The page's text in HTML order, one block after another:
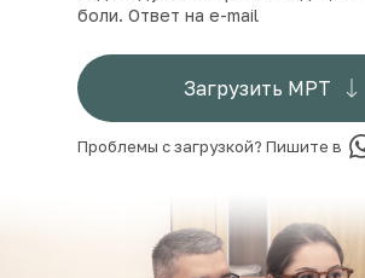
Проблемы с загрузкой? Пишите в
боли. Ответ на e-mail
Загрузить МРТ